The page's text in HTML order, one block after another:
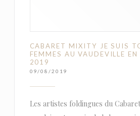
CABARET MIXITY JE SUIS
FEMMES AU VAUDEVILLE EN
2019
09/08/2019
Les artistes foldingues du